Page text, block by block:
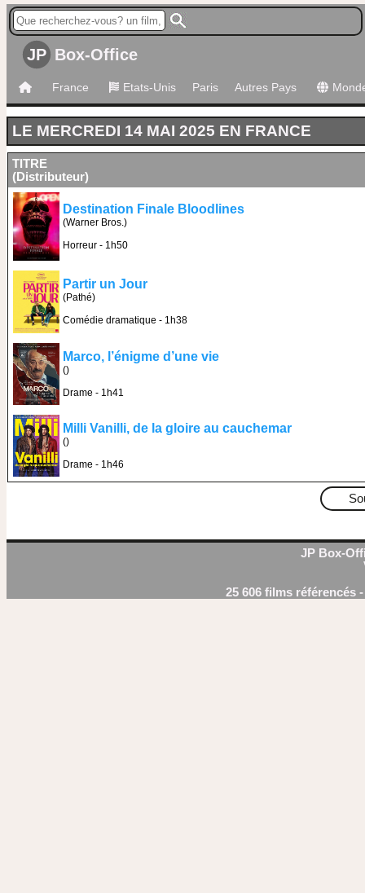
JP Box-Office
France Etats-Unis Paris Autres Pays
LE MERCREDI 14 MAI 2025 EN FRANCE
TITRE
(Distributeur)
Destination Finale Bloodlines
(Warner Bros.)
Horreur - 1h50
Partir un Jour
(Pathé)
Comédie dramatique - 1h38
Marco, l’énigme d’une vie
()
Drame - 1h41
Milli Vanilli, de la gloire au cauchemar
()
Drame - 1h46
JP Box-
25 606 films référencés